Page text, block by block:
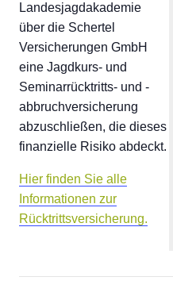
Landesjagdakademie
über die Schertel
Versicherungen GmbH
eine Jagdkurs- und
Seminarrücktritts- und -
abbruchversicherung
abzuschließen, die dieses
finanzielle Risiko abdeckt.
Hier finden Sie alle
Informationen zur
Rücktrittsversicherung.